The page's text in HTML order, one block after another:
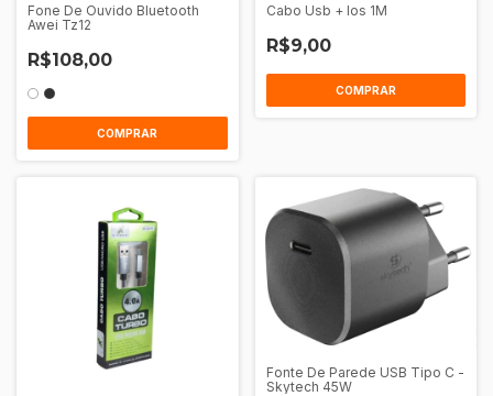
Fone De Ouvido Bluetooth
Awei Tz12
R$108,00
COMPRAR
Cabo Usb + Ios 1M
R$9,00
COMPRAR
Fonte De Parede USB Tipo C -
Skytech 45W